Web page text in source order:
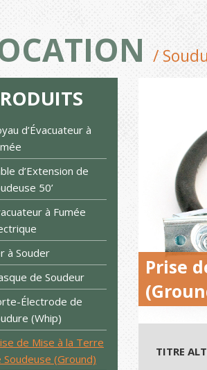
/
d’Évacuateur à
d’Extension de
50’
à Fumée
à Souder
de Soudeur
Électrode de
(Whip)
de Mise à la Terre
Soudeuse (Ground)
Prise
TITRE